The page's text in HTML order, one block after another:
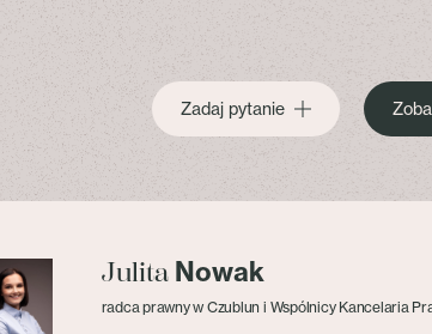
Zadaj pytanie
Julita Nowak
radca prawny w Czublun i Wspólnicy Kancelaria